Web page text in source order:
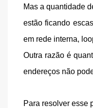
Mas a quantidade
estão ficando
em rede interna,
Outra razão é
endereços não
Para resolver esse